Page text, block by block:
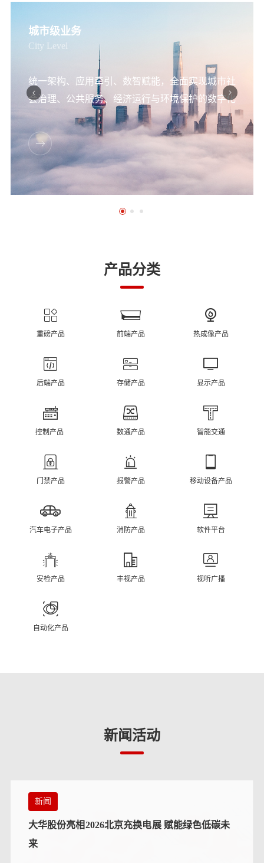
城市级业务
City Level
统一架构、应用牵引、数智赋能，全面实现城市社
会治理、公共服务、经济运行与环境保护的数字化
产品分类
重磅产品 前端产品 热成像产品
后端产品 存储产品 显示产品
控制产品 数通产品 智能交通
门禁产品 报警产品 移动设备产品
汽车电子产品 消防产品 软件平台
安检产品 丰视产品 视听广播
自动化产品
新闻活动
新闻
大华股份亮相2026北京充换电展 赋能绿色低碳未
来